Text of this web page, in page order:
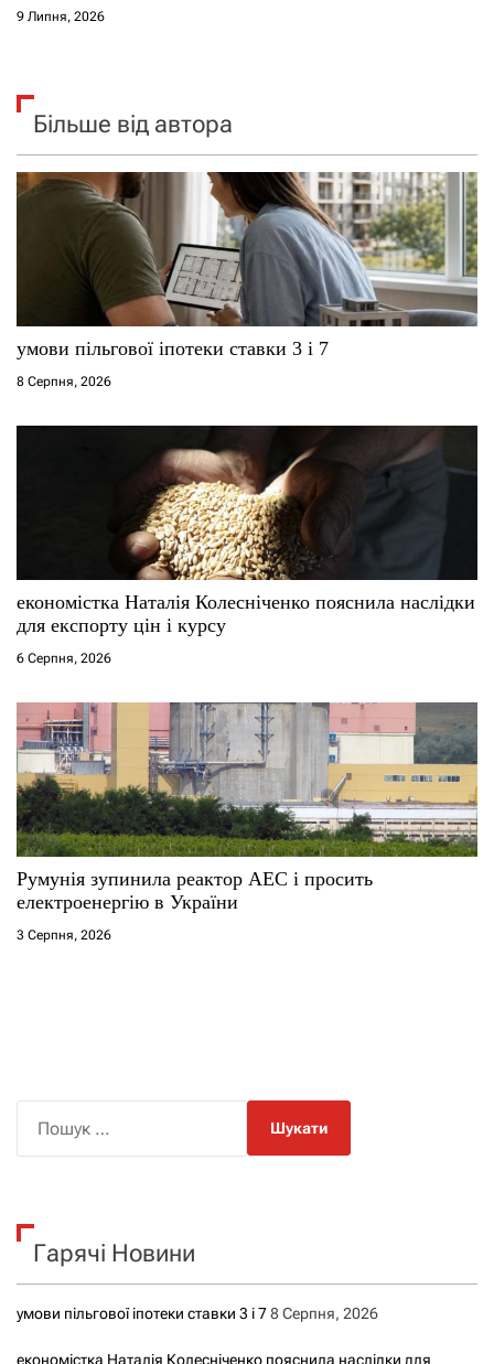
9 Липня, 2026
Більше від автора
умови пільгової іпотеки ставки 3 і 7
8 Серпня, 2026
економістка Наталія Колесніченко пояснила наслідки
для експорту цін і курсу
6 Серпня, 2026
Румунія зупинила реактор АЕС і просить
електроенергію в України
3 Серпня, 2026
к
Гарячі Новини
умови пільгової іпотеки ставки 3 і 78 Серпня, 2026
економістка Наталія Колесніченко пояснила наслідки для